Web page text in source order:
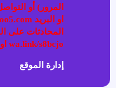
المرور) أو
المحادثات على
wa.link/s8bcjo او مسح الباركود في الصوره
إدارة الموقع